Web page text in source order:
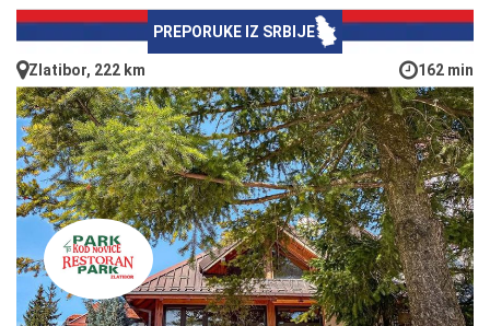
PREPORUKE IZ SRBIJE
Zlatibor, 222 km 162 min